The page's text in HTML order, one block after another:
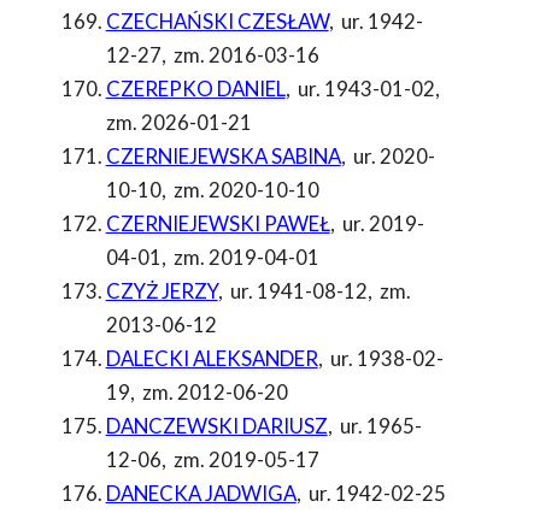
CZECHAŃSKI CZESŁAW, ur. 1942-
12-27, zm. 2016-03-16
CZEREPKO DANIEL, ur. 1943-01-02,
zm. 2026-01-21
CZERNIEJEWSKA SABINA, ur. 2020-
10-10, zm. 2020-10-10
CZERNIEJEWSKI PAWEŁ, ur. 2019-
04-01, zm. 2019-04-01
CZYŻ JERZY, ur. 1941-08-12, zm.
2013-06-12
DALECKI ALEKSANDER, ur. 1938-02-
19, zm. 2012-06-20
DANCZEWSKI DARIUSZ, ur. 1965-
12-06, zm. 2019-05-17
DANECKA JADWIGA, ur. 1942-02-25